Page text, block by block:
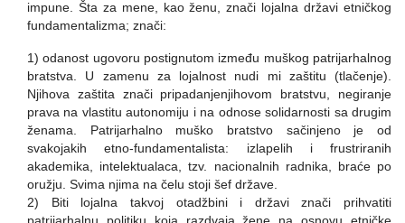
impune. Šta za mene, kao ženu, znači lojalna državi etničkog
fundamentalizma; znači:
1) odanost ugovoru postignutom između muškog patrijarhalnog
bratstva. U zamenu za lojalnost nudi mi zaštitu (tlačenje).
Njihova zaštita znači pripadanjenjihovom bratstvu, negiranje
prava na vlastitu autonomiju i na odnose solidarnosti sa drugim
ženama. Patrijarhalno muško bratstvo sačinjeno
je od
svakojakih etno-fundamentalista: izlapelih i frustriranih
akademika, intelektualaca, tzv. nacionalnih radnika, braće po
oružju. Svima njima na čelu stoji šef države.
2) Biti lojalna takvoj otadžbini i državi znači prihvatiti